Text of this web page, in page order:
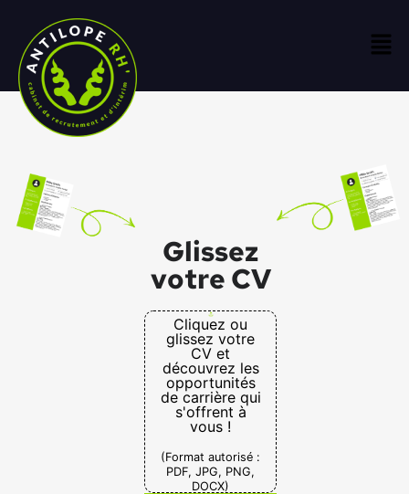
Glissez
votre CV
Cliquez ou
glissez votre
CV et
découvrez les
opportunités
de carrière qui
s'offrent à
vous !
(Format autorisé :
PDF, JPG, PNG,
DOCX)